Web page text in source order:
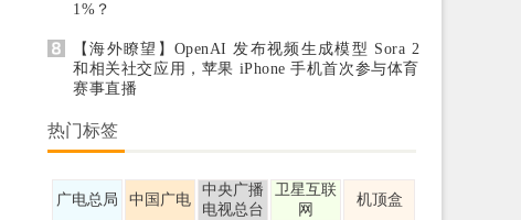
1%？
【海外瞭望】OpenAI 发布视频生成模型 Sora 2
和相关社交应用，苹果 iPhone 手机首次参与体育
赛事直播
热门标签
广电总局 中国广电
中央广播
电视总台
卫星互联
网
机顶盒